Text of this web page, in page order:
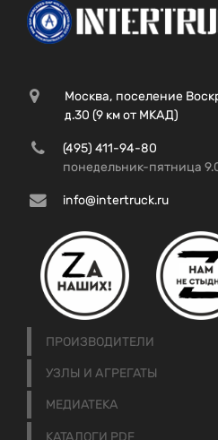
Москва, поселение
д.30 (9 км от МКАД)
(495) 411-94-80
понедельник-пятница
info@intertruck.ru
ПРОИЗВОДИТЕЛИ
УЗЛЫ И АГРЕГАТЫ
МЕДИАТЕКА
КАТАЛОГИ PDF